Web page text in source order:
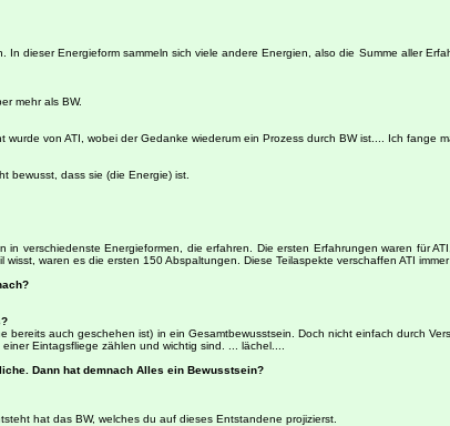
dieser Energieform sammeln sich viele andere Energien, also die Summe aller
mehr als BW.
von ATI, wobei der Gedanke wiederum ein Prozess durch BW ist.... Ich fange
bewusst, dass sie (die Energie) ist.
verschiedenste Energieformen, die erfahren. Die ersten Erfahrungen waren für
waren es die ersten 150 Abspaltungen. Diese Teilaspekte verschaffen ATI
auch geschehen ist) in ein Gesamtbewusstsein. Doch nicht einfach durch
Eintagsfliege zählen und wichtig sind. ... lächel....
Dann hat demnach Alles ein Bewusstsein?
hat das BW, welches du auf dieses Entstandene projizierst.